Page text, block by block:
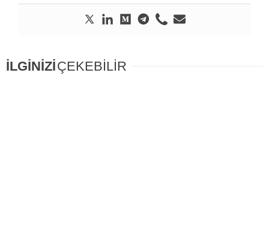
İLGİNİZİÇEKEBİLİR